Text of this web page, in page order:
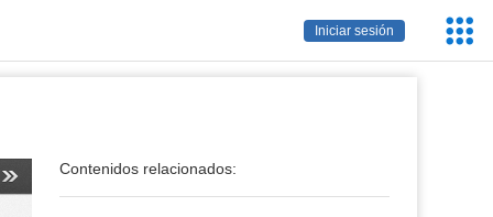
Iniciar sesión
Contenidos relacionados: